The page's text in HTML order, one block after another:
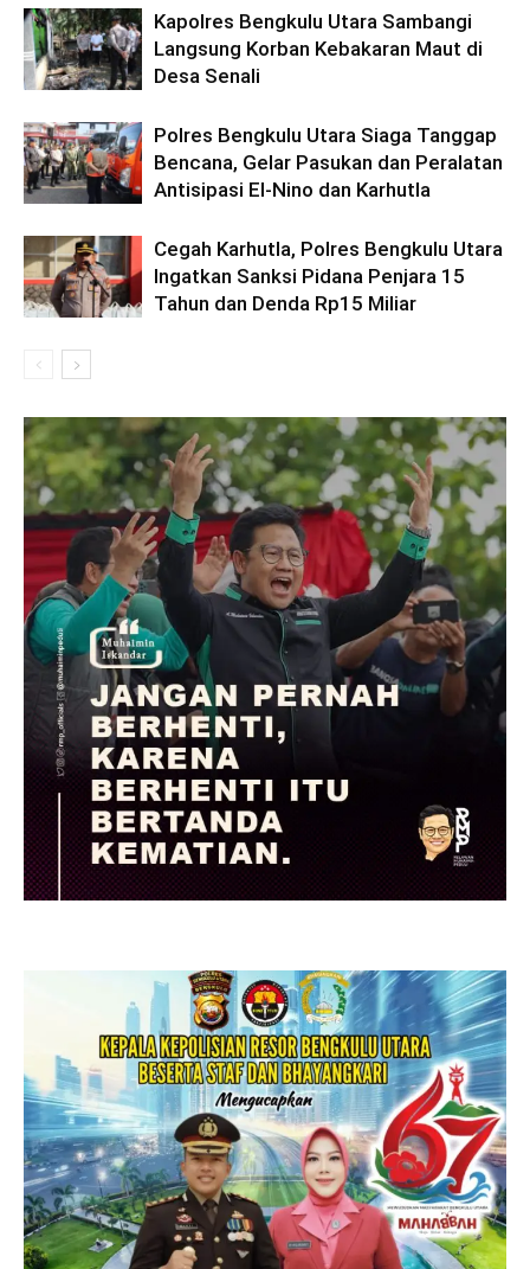
Kapolres Bengkulu Utara Sambangi
Langsung Korban Kebakaran Maut di
Desa Senali
Polres Bengkulu Utara Siaga Tanggap
Bencana, Gelar Pasukan dan Peralatan
Antisipasi El-Nino dan Karhutla
Cegah Karhutla, Polres Bengkulu Utara
Ingatkan Sanksi Pidana Penjara 15
Tahun dan Denda Rp15 Miliar